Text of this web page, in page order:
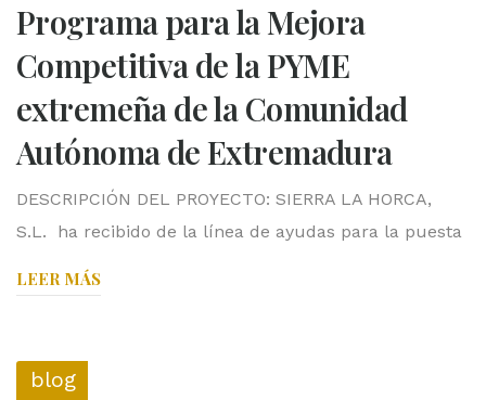
Programa para la Mejora
Competitiva de la PYME
extremeña de la Comunidad
Autónoma de Extremadura
DESCRIPCIÓN DEL PROYECTO: SIERRA LA HORCA,
S.L. ha recibido de la línea de ayudas para la puesta
LEER MÁS
blog